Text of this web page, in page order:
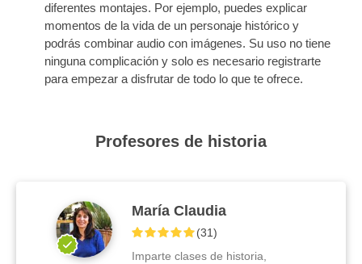
diferentes montajes. Por ejemplo, puedes explicar
momentos de la vida de un personaje histórico y
podrás combinar audio con imágenes. Su uso no tiene
ninguna complicación y solo es necesario registrarte
para empezar a disfrutar de todo lo que te ofrece.
Profesores de historia
María Claudia
(31)
Imparte clases de historia,